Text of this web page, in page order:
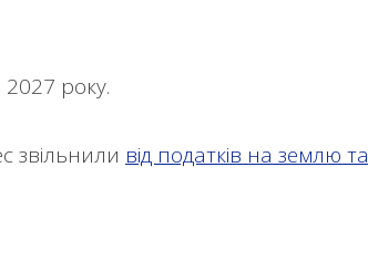
року.
звільнили від податків на землю та